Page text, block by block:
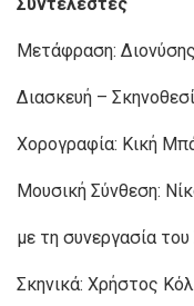
Μετάφραση:
Διασκευή –
Χορογραφία: Κική
Μουσική Σύνθεση:
με τη συνεργασία
Σκηνικά: Χρήστος